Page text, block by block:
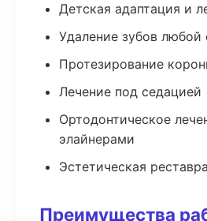
Детская адаптация и
Удаление зубов любой
Протезирование
Лечение под седацией
Ортодонтическое
элайнерами
Эстетическая
Преимущества